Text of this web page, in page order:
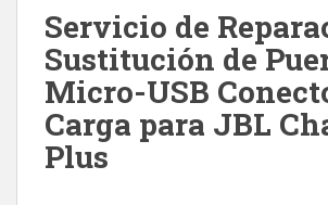
Servicio de
Sustitución de
Micro-USB
Carga para JBL
Plus